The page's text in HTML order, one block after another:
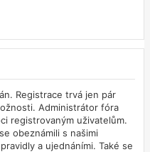
Registrace trvá jen pár
Administrátor fóra
registrovaným uživatelům.
obeznámili s našimi
a ujednáními. Také se